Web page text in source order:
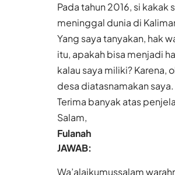
Pada tahun 2016, si kakak
meninggal dunia di
Yang saya tanyakan, hak
itu, apakah bisa menjadi
kalau saya miliki? Karena,
desa diatasnamakan saya.
Terima banyak atas
Salam,
Fulanah
JAWAB:
Wa’alaikumussalam